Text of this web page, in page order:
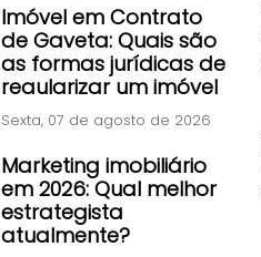
Imóvel em Contrato
de Gaveta: Quais são
as formas jurídicas de
regularizar um imóvel
adquirido por
contrato particular
antigo?
Sexta, 07 de agosto de 2026
Marketing imobiliário
em 2026: Qual melhor
estrategista
atualmente?